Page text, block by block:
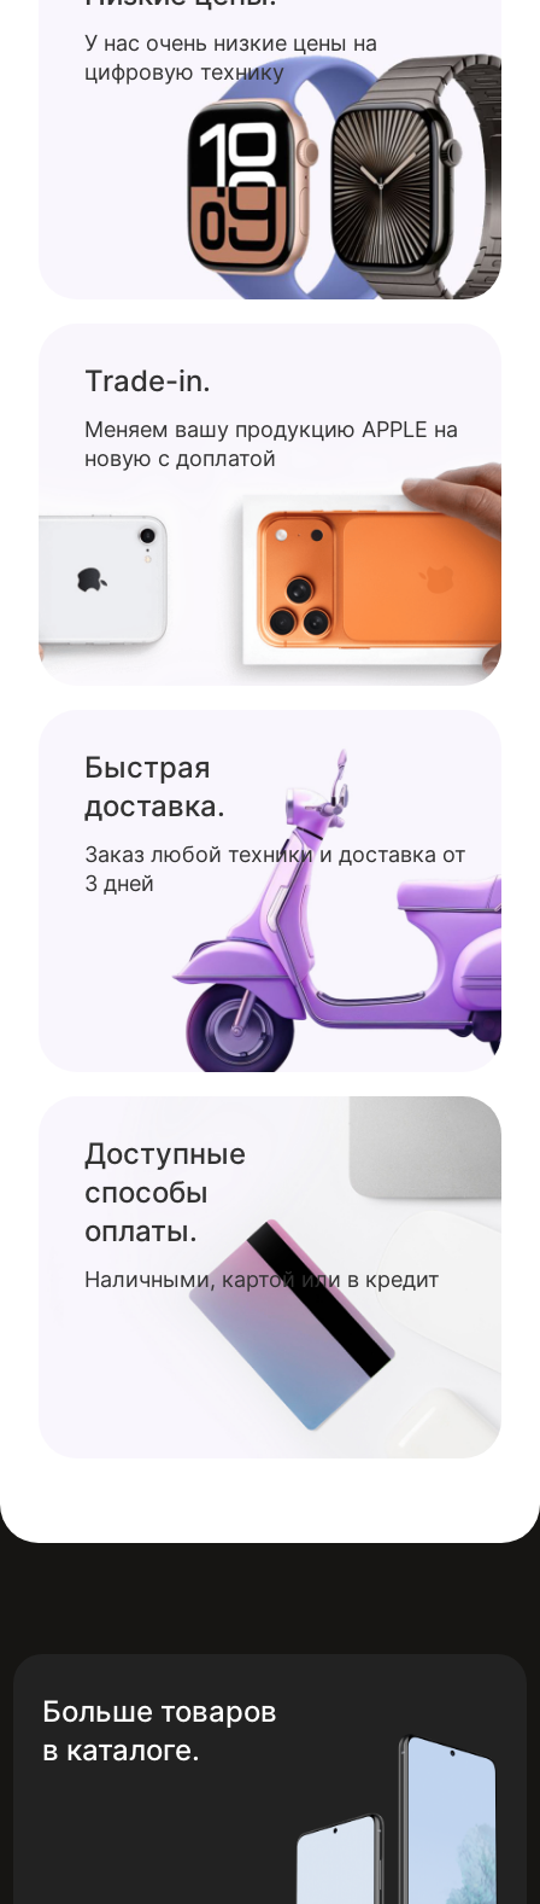
У нас очень низкие цены на
цифровую технику
Trade-in.
Меняем вашу продукцию APPLE на
новую с доплатой
Быстрая
доставка.
Заказ любой техники и доставка от
3 дней
Доступные
способы
оплаты.
Наличными, картой или в кредит
Больше товаров
в каталоге.